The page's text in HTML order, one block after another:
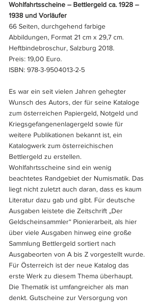
Wohlfahrtsscheine – Bettlergeld ca. 1928 –
1938 und Vorläufer
66 Seiten, durchgehend farbige
Abbildungen, Format 21 cm x 29,7 cm.
Heftbindebroschur, Salzburg 2018.
Preis: 19,00 Euro.
ISBN: 978-3-9504013-2-5
Es war ein seit vielen Jahren gehegter
Wunsch des Autors, der für seine Kataloge
zum österreichen Papiergeld, Notgeld und
Kriegsgefangenenlagergeld sowie für
weitere Publikationen bekannt ist, ein
Katalogwerk zum österreichischen
Bettlergeld zu erstellen.
Wohlfahrtsscheine sind ein wenig
beachtetes Randgebiet der Numismatik. Das
liegt nicht zuletzt auch daran, dass es kaum
Literatur dazu gab und gibt. Für deutsche
Ausgaben leistete die Zeitschrift „Der
Geldscheinsammler“ Pionierarbeit, als hier
über viele Ausgaben hinweg eine große
Sammlung Bettlergeld sortiert nach
Ausgabeorten von A bis Z vorgestellt wurde.
Für Österreich ist der neue Katalog das
erste Werk zu diesem Thema überhaupt.
Die Thematik ist umfangreicher als man
denkt. Gutscheine zur Versorgung von